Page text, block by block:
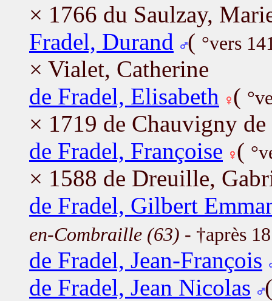
× 1766 du Saulzay,
Fradel, Durand
( °vers
× Vialet, Catherine
de Fradel, Elisabeth
(
× 1719 de Chauvigny
de Fradel, Françoise (
× 1588 de Dreuille,
de Fradel, Gilbert
en-Combraille (63) - †après
de Fradel, Jean-François
de Fradel, Jean Nicolas